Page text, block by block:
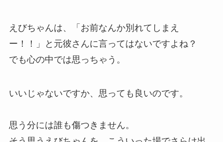
えびちゃんは、「お前なんか別れてしまえ
ー！！」と元彼さんに言ってはないですよね？
でも心の中では思っちゃう。
いいじゃないですか、思っても良いのです。
思う分には誰も傷つきません。